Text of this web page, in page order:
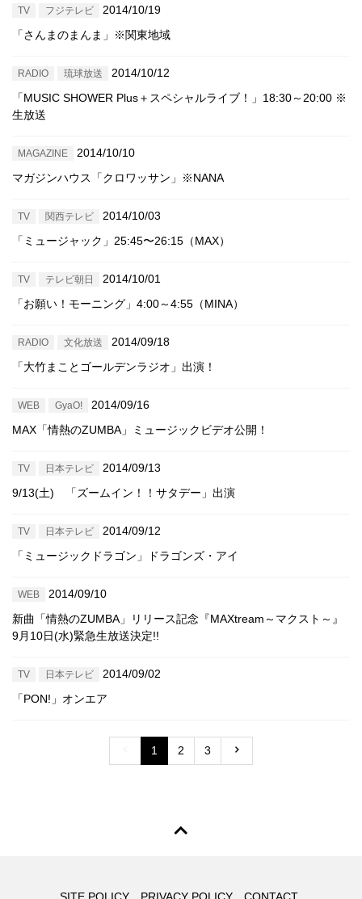
TV フジテレビ
2014/10/19
「さんまのまんま」※関東地域
RADIO 琉球放送
2014/10/12
「MUSIC SHOWER Plus＋スペシャルライブ！」18:30～20:00 ※
生放送
MAGAZINE
2014/10/10
マガジンハウス「クロワッサン」※NANA
TV 関西テレビ
2014/10/03
「ミュージャック」25:45〜26:15（MAX）
TV テレビ朝日
2014/10/01
「お願い！モーニング」4:00～4:55（MINA）
RADIO 文化放送
2014/09/18
「大竹まことゴールデンラジオ」出演！
WEB GyaO!
2014/09/16
MAX「情熱のZUMBA」ミュージックビデオ公開！
TV 日本テレビ
2014/09/13
9/13(土) 「ズームイン！！サタデー」出演
TV 日本テレビ
2014/09/12
「ミュージックドラゴン」ドラゴンズ・アイ
WEB
2014/09/10
新曲「情熱のZUMBA」リリース記念『MAXtream～マクスト～』
9月10日(水)緊急生放送決定!!
TV 日本テレビ
2014/09/02
「PON!」オンエア
1 2 3